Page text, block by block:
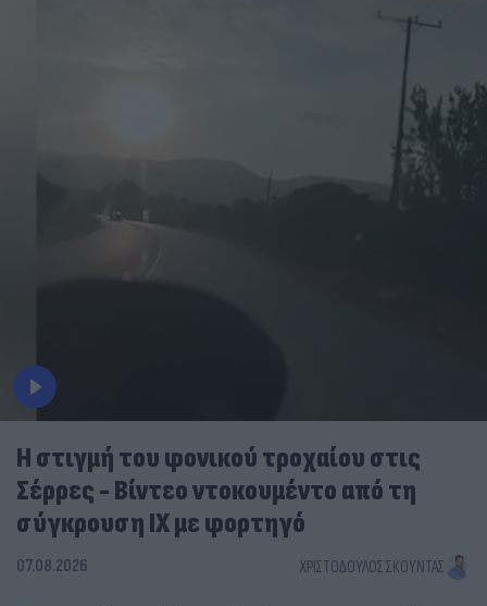
Η στιγμή του φονικού τροχαίου στις
Σέρρες - Βίντεο ντοκουμέντο από τη
σύγκρουση ΙΧ με φορτηγό
07.08.2026 ΧΡΙΣΤΌΔΟΥΛΟΣ ΣΚΟΎΝΤΑΣ